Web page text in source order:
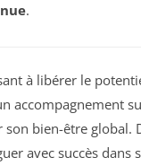
.
à libérer le
accompagnement
bien-être global.
avec succès dans